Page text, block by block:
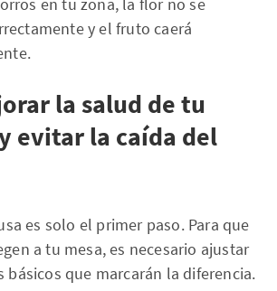
y el fruto caerá
la salud de tu
evitar la caída del
es solo el primer paso. Para que
a tu mesa, es necesario ajustar
básicos que marcarán la diferencia.